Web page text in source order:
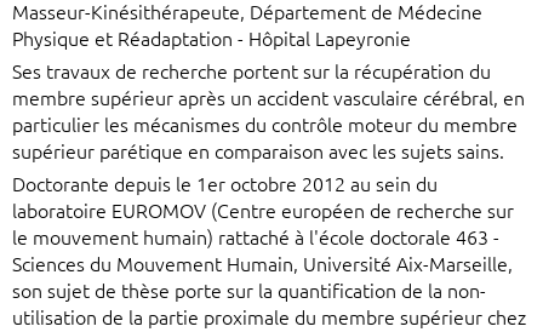
Masseur-Kinésithérapeute, Département de Médecine
Physique et Réadaptation - Hôpital Lapeyronie
Ses travaux de recherche portent sur la récupération du
membre supérieur après un accident vasculaire cérébral, en
particulier les mécanismes du contrôle moteur du membre
supérieur parétique en comparaison avec les sujets sains.
Doctorante depuis le 1er octobre 2012 au sein du
laboratoire EUROMOV (Centre européen de recherche sur
le mouvement humain) rattaché à l'école doctorale 463 -
Sciences du Mouvement Humain, Université Aix-Marseille,
son sujet de thèse porte sur la quantification de la non-
utilisation de la partie proximale du membre supérieur chez